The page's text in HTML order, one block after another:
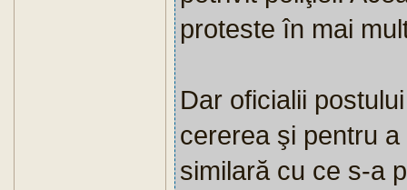
proteste în mai
Dar oficialii
cererea şi pentru
similară cu ce s-a